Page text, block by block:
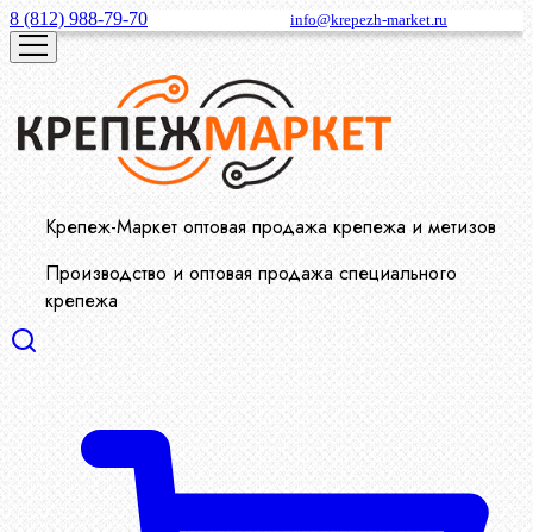
8 (812) 988-79-70 info@krepezh-market.ru
Крепеж-Маркет оптовая продажа крепежа и метизов
Производство и оптовая продажа специального
крепежа